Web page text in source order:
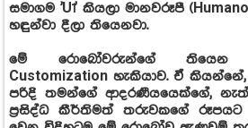
සමාගම 'U1' කියලා මානවරූපී
හඳුන්වා දීලා තියෙනවා.
මේ රොබෝවරුන්ගේ තියෙන
Customization හැකියාව. ඒ
පරිදි තමන්ගේ ආදරණීයයෙක්ගේ,
ප්‍රසිද්ධ කීර්තිමත් තරුවකගේ